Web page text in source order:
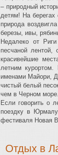
– природный
детям! На берегах
природа
березы, ивы,
Недалеко от
песчаной лентой,
красивейшие
летним
именами Майори,
чистый белый
чем в Черном
Если говорить о
поездку в
фестиваля Новая
Отдых в